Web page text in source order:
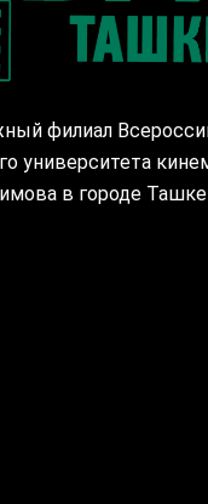
филиал
университета
в городе